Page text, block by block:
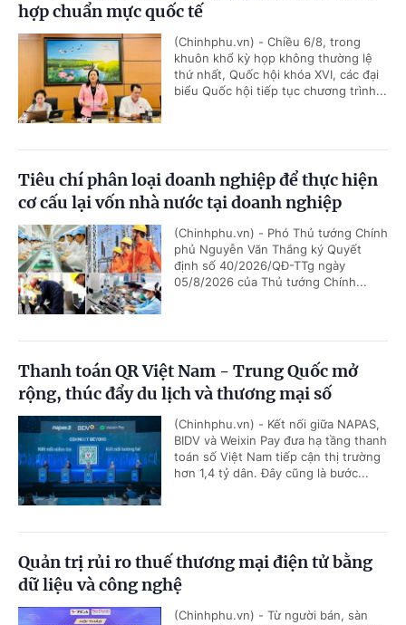
hợp chuẩn mực quốc tế
(Chinhphu.vn) - Chiều 6/8, trong
khuôn khổ kỳ họp không thường lệ
thứ nhất, Quốc hội khóa XVI, các đại
biểu Quốc hội tiếp tục chương trình...
Tiêu chí phân loại doanh nghiệp để thực hiện
cơ cấu lại vốn nhà nước tại doanh nghiệp
(Chinhphu.vn) - Phó Thủ tướng Chính
phủ Nguyễn Văn Thắng ký Quyết
định số 40/2026/QĐ-TTg ngày
05/8/2026 của Thủ tướng Chính...
Thanh toán QR Việt Nam - Trung Quốc mở
rộng, thúc đẩy du lịch và thương mại số
(Chinhphu.vn) - Kết nối giữa NAPAS,
BIDV và Weixin Pay đưa hạ tầng thanh
toán số Việt Nam tiếp cận thị trường
hơn 1,4 tỷ dân. Đây cũng là bước...
Quản trị rủi ro thuế thương mại điện tử bằng
dữ liệu và công nghệ
(Chinhphu.vn) - Từ người bán, sàn